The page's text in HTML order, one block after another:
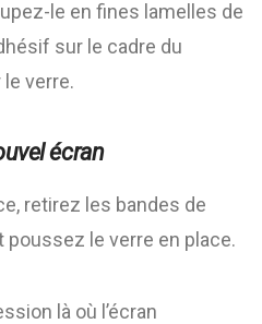
le en fines lamelles de
sur le cadre du
verre.
écran
retirez les bandes de
poussez le verre en place.
là où l’écran